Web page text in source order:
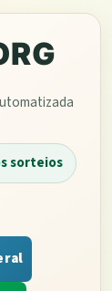
sorteios